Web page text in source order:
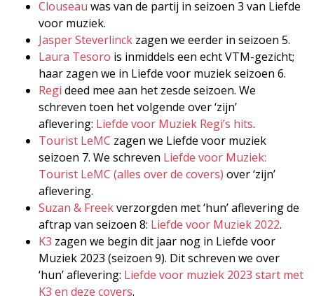
Clouseau was van de partij in seizoen 3 van Liefde
voor muziek.
Jasper Steverlinck zagen we eerder in seizoen 5.
Laura Tesoro is inmiddels een echt VTM-gezicht;
haar zagen we in Liefde voor muziek seizoen 6.
Regi deed mee aan het zesde seizoen. We
schreven toen het volgende over ‘zijn’
aflevering: Liefde voor Muziek Regi’s hits.
Tourist LeMC zagen we Liefde voor muziek
seizoen 7. We schreven Liefde voor Muziek:
Tourist LeMC (alles over de covers) over ‘zijn’
aflevering.
Suzan & Freekverzorgden met ‘hun’ aflevering de
aftrap van seizoen 8: Liefde voor Muziek 2022.
K3 zagen we begin dit jaar nog in Liefde voor
Muziek 2023 (seizoen 9). Dit schreven we over
‘hun’ aflevering: Liefde voor muziek 2023 start met
K3 en deze covers.